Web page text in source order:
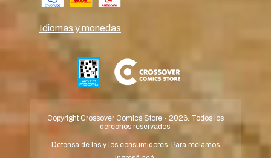
Idiomas y monedas
Copyright Crossover Comics Store - 2026. Todos los
derechos reservados.
Defensa de las y los consumidores. Para reclamos